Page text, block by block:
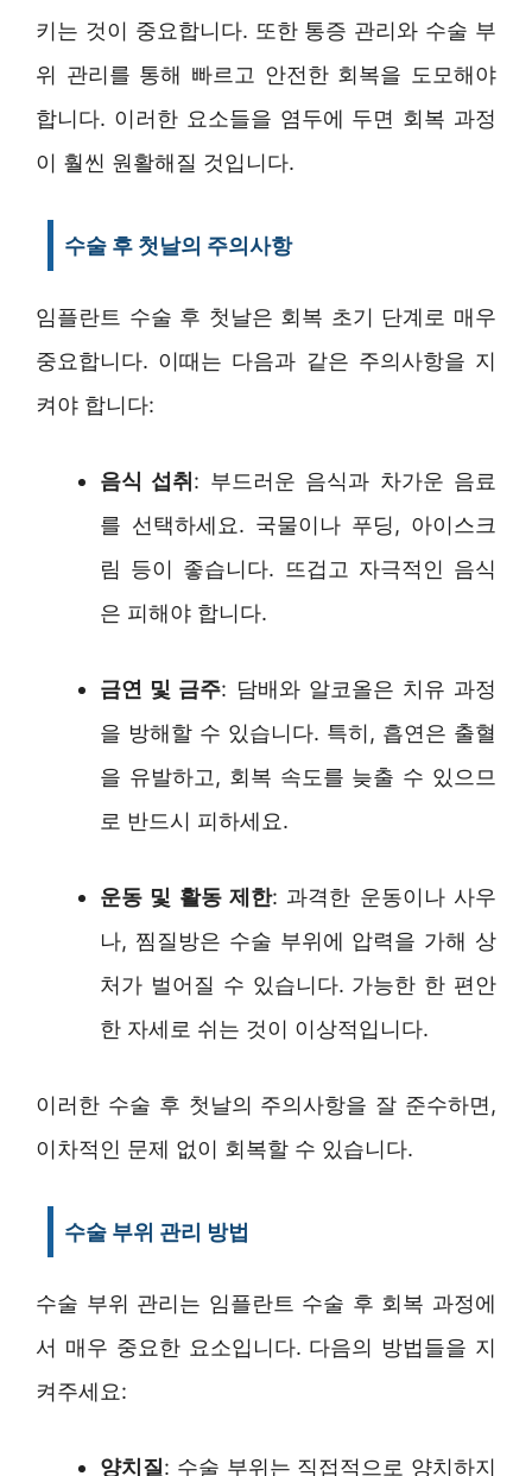
키는 것이 중요합니다. 또한 통증 관리와 수술 부
위 관리를 통해 빠르고 안전한 회복을 도모해야
합니다. 이러한 요소들을 염두에 두면 회복 과정
이 훨씬 원활해질 것입니다.
수술 후 첫날의 주의사항
임플란트 수술 후 첫날은 회복 초기 단계로 매우
중요합니다. 이때는 다음과 같은 주의사항을 지
켜야 합니다:
음식 섭취: 부드러운 음식과 차가운 음료
를 선택하세요. 국물이나 푸딩, 아이스크
림 등이 좋습니다. 뜨겁고 자극적인 음식
은 피해야 합니다.
금연 및 금주: 담배와 알코올은 치유 과정
을 방해할 수 있습니다. 특히, 흡연은 출혈
을 유발하고, 회복 속도를 늦출 수 있으므
로 반드시 피하세요.
운동 및 활동 제한: 과격한 운동이나 사우
나, 찜질방은 수술 부위에 압력을 가해 상
처가 벌어질 수 있습니다. 가능한 한 편안
한 자세로 쉬는 것이 이상적입니다.
이러한 수술 후 첫날의 주의사항을 잘 준수하면,
이차적인 문제 없이 회복할 수 있습니다.
수술 부위 관리 방법
수술 부위 관리는 임플란트 수술 후 회복 과정에
서 매우 중요한 요소입니다. 다음의 방법들을 지
켜주세요:
양치질: 수술 부위는 직접적으로 양치하지